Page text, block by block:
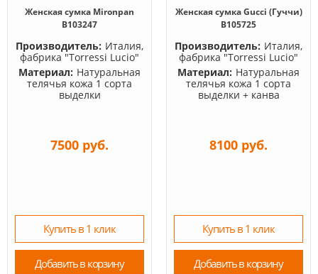
Женская сумка Mironpan
B103247
Производитель: Италия,
фабрика "Torressi Lucio"
Материал: Натуральная
телячья кожа 1 сорта
выделки
7500 руб.
Купить в 1 клик
Добавить в корзину
Женская сумка Gucci (Гуччи)
B105725
Производитель: Италия,
фабрика "Torressi Lucio"
Материал: Натуральная
телячья кожа 1 сорта
выделки + канва
8100 руб.
Купить в 1 клик
Добавить в корзину